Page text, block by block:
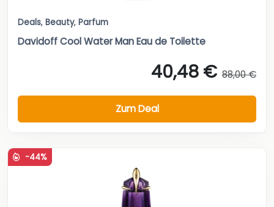
Deals, Beauty, Parfum
Davidoff Cool Water Man Eau de Toilette
40,48 € 88,00 €
Zum Deal
-44%